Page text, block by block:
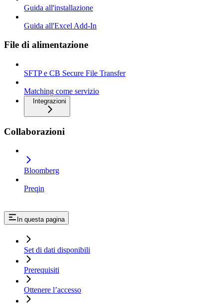
Guida all'installazione
Guida all'Excel Add-In
File di alimentazione
SFTP e CB Secure File Transfer
Matching come servizio
Integrazioni
Collaborazioni
Bloomberg
Preqin
In questa pagina
Set di dati disponibili
Prerequisiti
Ottenere l’accesso